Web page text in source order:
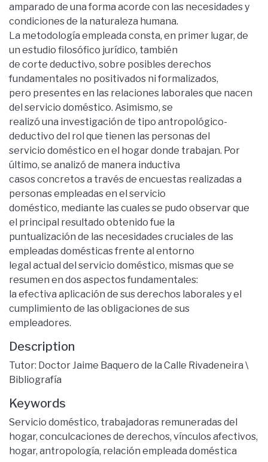
amparado de una forma acorde con las necesidades y
condiciones de la naturaleza humana.
La metodología empleada consta, en primer lugar, de
un estudio filosófico jurídico, también
de corte deductivo, sobre posibles derechos
fundamentales no positivados ni formalizados,
pero presentes en las relaciones laborales que nacen
del servicio doméstico. Asimismo, se
realizó una investigación de tipo antropológico-
deductivo del rol que tienen las personas del
servicio doméstico en el hogar donde trabajan. Por
último, se analizó de manera inductiva
casos concretos a través de encuestas realizadas a
personas empleadas en el servicio
doméstico, mediante las cuales se pudo observar que
el principal resultado obtenido fue la
puntualización de las necesidades cruciales de las
empleadas domésticas frente al entorno
legal actual del servicio doméstico, mismas que se
resumen en dos aspectos fundamentales:
la efectiva aplicación de sus derechos laborales y el
cumplimiento de las obligaciones de sus
empleadores.
Description
Tutor: Doctor Jaime Baquero de la Calle Rivadeneira \
Bibliografía
Keywords
Servicio doméstico, trabajadoras remuneradas del
hogar, conculcaciones de derechos, vínculos afectivos,
hogar, antropología, relación empleada doméstica